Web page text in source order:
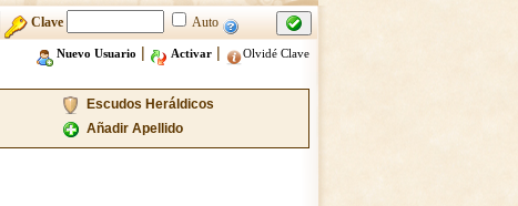
Clave Auto
Nuevo Usuario | Activar| Olvidé Clave
Escudos Heráldicos
Añadir Apellido